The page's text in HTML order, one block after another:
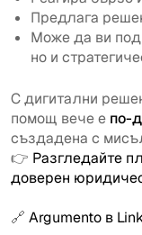
Предлага
Може да ви
но и
С дигитални
помощ вече е по-
създадена с
👉 Разгледайте
доверен
🔗 Argumento в